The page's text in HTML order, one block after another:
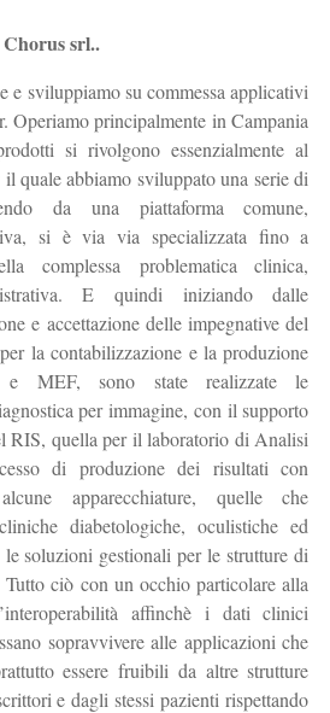
srl..
e sviluppiamo su commessa applicativi
Operiamo principalmente in Campania
si rivolgono essenzialmente al
quale abbiamo sviluppato una serie di
da una piattaforma comune,
si è via via specializzata fino a
complessa problematica clinica,
E quindi iniziando dalle
e accettazione delle impegnative del
la contabilizzazione e la produzione
MEF, sono state realizzate le
per immagine, con il supporto
RIS, quella per il laboratorio di Analisi
di produzione dei risultati con
apparecchiature, quelle che
diabetologiche, oculistiche ed
soluzioni gestionali per le strutture di
ciò con un occhio particolare alla
affinchè i dati clinici
sopravvivere alle applicazioni che
essere fruibili da altre strutture
e dagli stessi pazienti rispettando